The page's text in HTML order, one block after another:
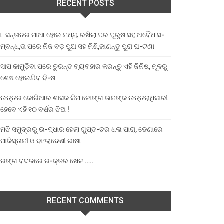
RECENT POSTS
୮ ସନ୍ତାନର ମାଆ ହୋଇ ମଧ୍ୟ ରଖିଲା ପର ପୁରୁଷ ସହ ଅବୈଧ ସ-
ମ୍ବନ୍ଧ,ତା ପରେ ନିଜ ବଡ଼ ପୁଅ ସହ ମିଶି,ଜାଣନ୍ତୁ ପୁରା ଘ-ଟଣା
ସାପ କାମୁଡ଼ିବା ପରେ ତୁରନ୍ତ ବ୍ୟବହାର କରନ୍ତୁ ଏହି ଜିନିଷ, ମୂଳରୁ
ଶେଷ ହୋଇଯିବ ବି-ଷ
ଉତ୍ତର କୋରିଆର ଶାସକ କିମ ଜୋଙ୍ଗ ଉନଙ୍କ ଉତ୍ତରାଧିକାରୀ
ହେବେ ଏହି ୧୦ ବର୍ଷର ଝିଅ !
ମଝି ସମୁଦ୍ରରୁ ଉ-ଦ୍ଧାର ହେଲା ଗୁପ୍ତ-ଚର ଧଳା ପାରା, ଡେଣାରେ
ପାକିସ୍ତାନୀ ଓ ବାଂଲାଦେଶୀ ଭାଷା
ରଙ୍ଗ ବଦଳରେ ର-କ୍ତର ଖେଳ …..
RECENT COMMENTS